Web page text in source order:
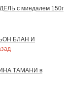
с миндалем 150г
БЛАН И
ТАМАНИ в